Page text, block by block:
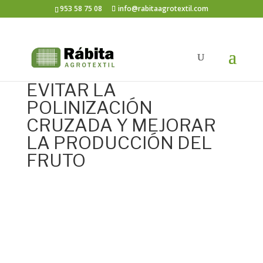
953 58 75 08 info@rabitaagrotextil.com
EVITAR LA
POLINIZACIÓN
CRUZADA Y MEJORAR
LA PRODUCCIÓN DEL
FRUTO